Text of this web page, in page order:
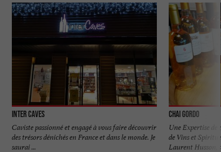
Inter Caves
Caviste passionné et engagé à vous faire découvrir
des trésors dénichés en France et dans le monde. Je
saurai ...
Chai Gordo
Une Expertise de
de Vins et
Laurent Husson,